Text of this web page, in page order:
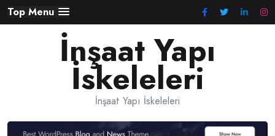
Skip
to
Top Menu
İnşaat Yapı
İskeleleri
İnşaat Yapı İskeleleri